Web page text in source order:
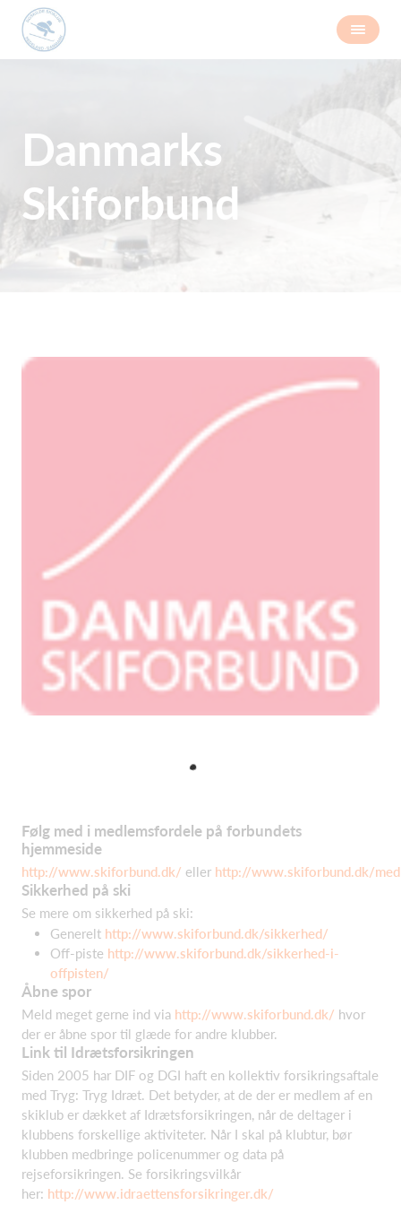
Danmarks
Skiforbund
Følg med i medlemsfordele på forbundets
hjemmeside
http://www.skiforbund.dk/ eller http://www.skiforbund.dk/
Sikkerhed på ski
Se mere om sikkerhed på ski:
Generelt http://www.skiforbund.dk/sikkerhed/
Off-piste http://www.skiforbund.dk/sikkerhed-i-
offpisten/
Åbne spor
Meld meget gerne ind via http://www.skiforbund.dk/ hvor
der er åbne spor til glæde for andre klubber.
Link til Idrætsforsikringen
Siden 2005 har DIF og DGI haft en kollektiv forsikringsaftale
med Tryg: Tryg Idræt. Det betyder, at de der er medlem af en
skiklub er dækket af Idrætsforsikringen, når de deltager i
klubbens forskellige aktiviteter. Når I skal på klubtur, bør
klubben medbringe policenummer og data på
rejseforsikringen. Se forsikringsvilkår
her: http://www.idraettensforsikringer.dk/